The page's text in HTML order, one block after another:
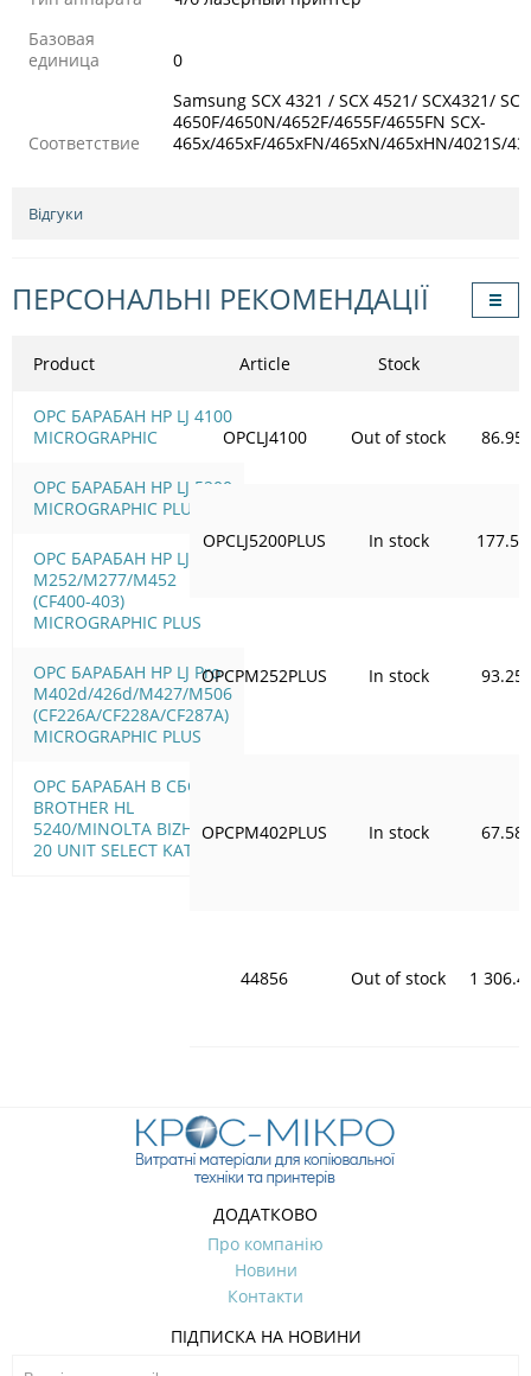
Базовая
единица
0
Соответствие
Samsung SCX 4321 / SCX 4521/ SCX4321/
4650F/4650N/4652F/4655F/4655FN SCX-
465x/465xF/465xFN/465xN/465xHN/4021S/
Відгуки
ПЕРСОНАЛЬНІ РЕКОМЕНДАЦІЇ
Product
OPC БАРАБАН HP LJ 4100
MICROGRAPHIC
OPC БАРАБАН HP LJ 5200
MICROGRAPHIC PLUS
OPC БАРАБАН HP LJ Pro
M252/M277/M452
(CF400-403)
MICROGRAPHIC PLUS
OPC БАРАБАН HP LJ Pro
M402d/426d/M427/M506
(CF226A/CF228A/CF287A)
MICROGRAPHIC PLUS
OPC БАРАБАН В СБОРЕ
BROTHER HL
5240/MINOLTA BIZHUB
20 UNIT SELECT KATUN
Article Stock
OPCLJ4100 Out of stock 86.95
OPCLJ5200PLUS In stock 177.50
OPCPM252PLUS In stock 93.25
OPCPM402PLUS In stock 67.58
44856 Out of stock 1
ДОДАТКОВО
Про компанію
Новини
Контакти
ПІДПИСКА НА НОВИНИ